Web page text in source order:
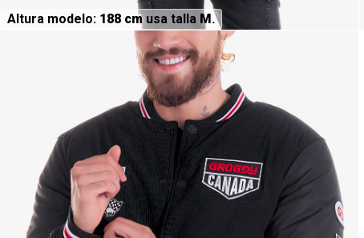
Altura modelo: 188 cmusa talla M.